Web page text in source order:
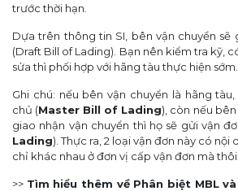
trước thời hạn.
Dựa trên thông tin SI, bên vận chuyển sẽ
(Draft Bill of Lading). Bạn nên kiểm tra kỹ,
sửa thì phối hợp với hãng tàu thực hiện sớm.
Ghi chú: nếu bên vận chuyển là hãng
chủ (Master Bill of Lading), còn nếu
giao nhận vận chuyển thì họ sẽ gửi vận
Lading). Thực ra, 2 loại vận đơn này có nội
chỉ khác nhau ở đơn vị cấp vận đơn mà thôi.
>> Tìm hiểu thêm về Phân biệt MBL và